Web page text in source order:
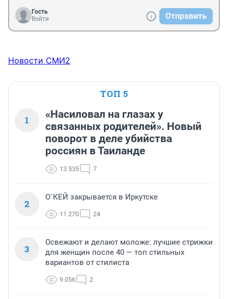
Гость
Войти
Отправить
Новости СМИ2
ТОП 5
1
«Насиловал на глазах у
связанных родителей». Новый
поворот в деле убийства
россиян в Таиланде
13 535 7
2
О`КЕЙ закрывается в Иркутске
11 270 24
3
Освежают и делают моложе: лучшие стрижки
для женщин после 40 — топ стильных
вариантов от стилиста
9 056 2